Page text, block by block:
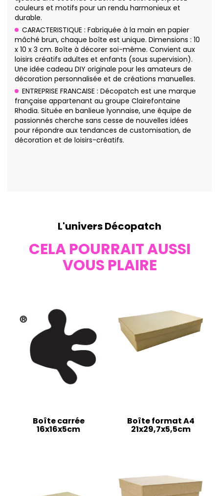
couleurs et motifs pour un rendu harmonieux et
durable.
CARACTERISTIQUE : Fabriquée à la main en papier
mâché brun, chaque boîte est unique. Dimensions : 10
x 10 x 3 cm. Boîte à décorer soi-même. Convient aux
loisirs créatifs adultes et enfants (sous supervision).
Une idée cadeau DIY originale pour les amateurs de
décoration personnalisée et de créations manuelles.
ENTREPRISE FRANCAISE : Décopatch est une marque
française appartenant au groupe Clairefontaine
Rhodia. Située en banlieue lyonnaise, une équipe de
passionnés cherche sans cesse de nouvelles idées
pour répondre aux tendances de customisation, de
décoration et de loisirs-créatifs.
L'univers Décopatch
CELA POURRAIT AUSSI
VOUS PLAIRE
Boîte carrée
16x16x5cm
Boîte format A4
21x29,7x5,5cm